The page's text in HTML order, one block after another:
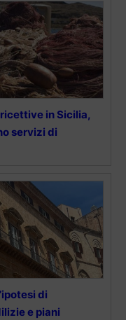
in Sicilia,
servizi di
di
e piani